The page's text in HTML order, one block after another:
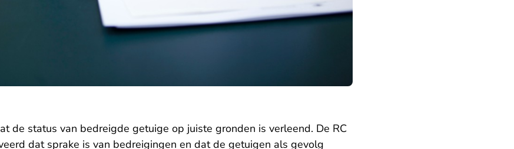
de status van bedreigde getuige op juiste gronden is verleend. De RC
dat sprake is van bedreigingen en dat de getuigen als gevolg